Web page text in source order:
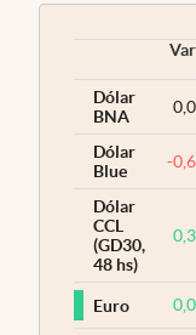
Dólar
BNA
Dólar
Blue
-
Dólar
CCL
(GD30,
48 hs)
Euro